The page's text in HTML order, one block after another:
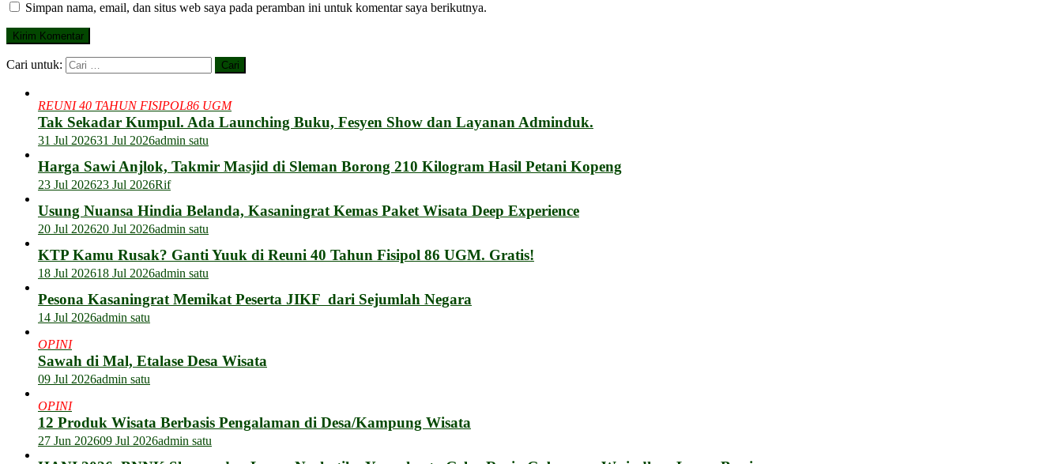
Simpan nama, email, dan situs web saya pada peramban ini untuk komentar saya berikutnya.
Cari untuk:
REUNI 40 TAHUN FISIPOL86 UGM
Tak Sekadar Kumpul. Ada Launching Buku, Fesyen Show dan Layanan Adminduk.
31 Jul 202631 Jul 2026admin satu
Harga Sawi Anjlok, Takmir Masjid di Sleman Borong 210 Kilogram Hasil Petani Kopeng
23 Jul 202623 Jul 2026Rif
Usung Nuansa Hindia Belanda, Kasaningrat Kemas Paket Wisata Deep Experience
20 Jul 202620 Jul 2026admin satu
KTP Kamu Rusak? Ganti Yuuk di Reuni 40 Tahun Fisipol 86 UGM. Gratis!
18 Jul 202618 Jul 2026admin satu
Pesona Kasaningrat Memikat Peserta JIKF dari Sejumlah Negara
14 Jul 2026admin satu
OPINI
Sawah di Mal, Etalase Desa Wisata
09 Jul 2026admin satu
OPINI
12 Produk Wisata Berbasis Pengalaman di Desa/Kampung Wisata
27 Jun 202609 Jul 2026admin satu